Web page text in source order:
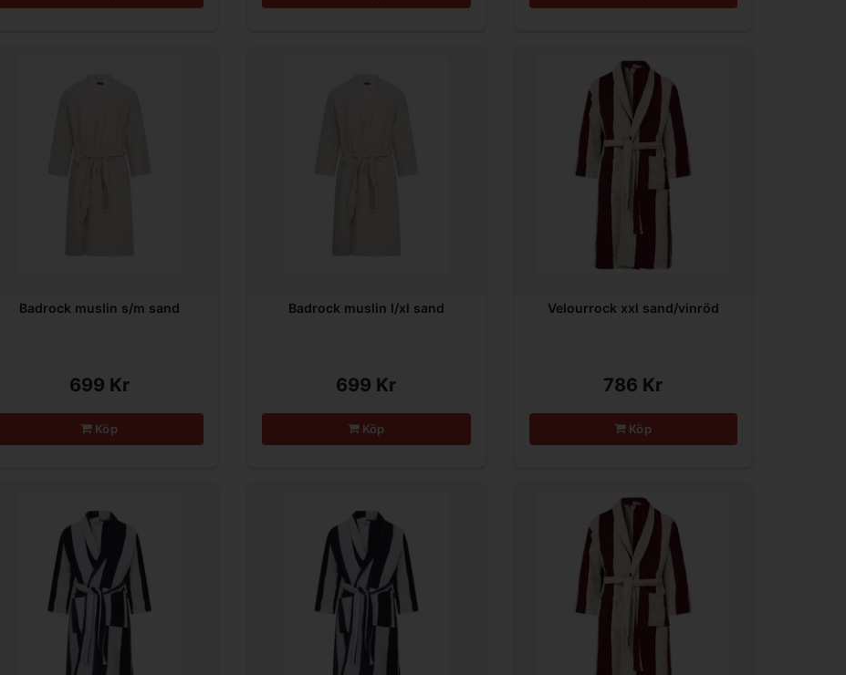
Badrock muslin s/m sand
699 Kr
Köp
Badrock muslin l/xl sand
699 Kr
Köp
Velourrock xxl sand/vinröd
786 Kr
Köp